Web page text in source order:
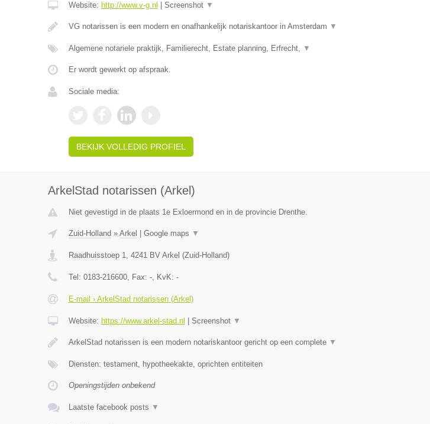
Website: http://www.v-g.nl Screenshot ▼
VG notarissen is een modern en onafhankelijk notariskantoor in Amsterdam ▼
Algemene notariele praktijk, Familierecht, Estate planning, Erfrecht, ▼
Er wordt gewerkt op afspraak.
Sociale media:
BEKIJK VOLLEDIG PROFIEL
ArkelStad notarissen (Arkel)
Niet gevestigd in de plaats 1e Exloermond en in de provincie Drenthe.
Zuid-Holland » Arkel Google maps ▼
Raadhuisstoep 1, 4241 BV Arkel (Zuid-Holland)
Tel: 0183-216600, Fax: -, KvK: -
E-mail › ArkelStad notarissen (Arkel)
Website: https://www.arkel-stad.nl Screenshot ▼
ArkelStad notarissen is een modern notariskantoor gericht op een complete ▼
Diensten: testament, hypotheekakte, oprichten entiteiten
Openingstijden onbekend
Laatste facebook posts ▼